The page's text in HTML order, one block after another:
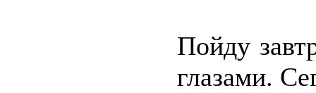
Пойду
глазами.